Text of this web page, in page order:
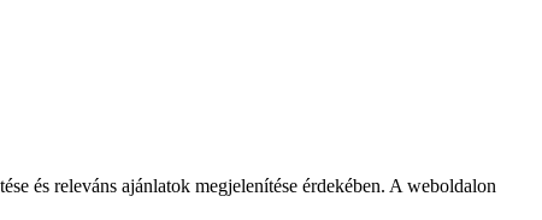
és releváns ajánlatok megjelenítése érdekében. A weboldalon